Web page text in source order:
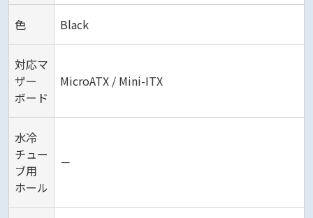
色 Black
対応マ
ザー
ボード
MicroATX / Mini-ITX
水冷
チュー
ブ用
ホール
－